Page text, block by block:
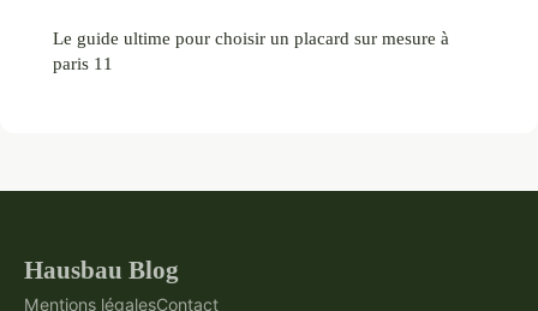
Le guide ultime pour choisir un placard sur mesure à
paris 11
Hausbau Blog
Mentions légalesContact